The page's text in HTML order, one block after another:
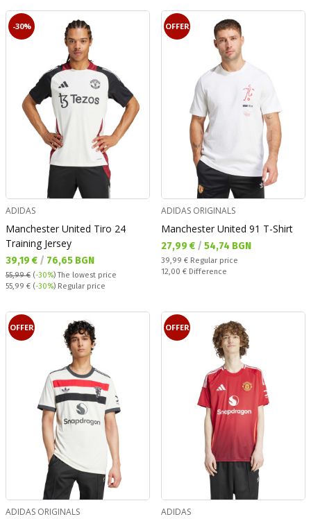
-30%
ADIDAS
Manchester United Tiro 24
Training Jersey
Текуща цена:
39,19 € / 76,65 BGN
55,99 € (-30%)The lowest price
Regular price:
55,99 € (-30%) Regular price
OFFER
ADIDAS ORIGINALS
Manchester United 91 T-Shirt
Текуща цена:
27,99 € / 54,74 BGN
Regular price:
39,99 € Regular price
Спестявате:
12,00 € Difference
OFFER
ADIDAS ORIGINALS
OFFER
ADIDAS